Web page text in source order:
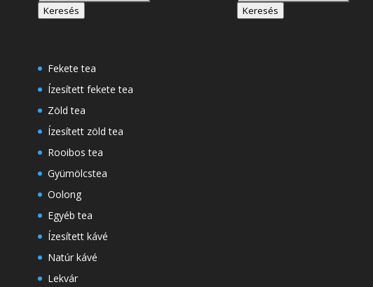
Keresés
Fekete tea
Ízesített fekete tea
Zöld tea
Ízesített zöld tea
Rooibos tea
Gyümölcstea
Oolong
Egyéb tea
Ízesített kávé
Natúr kávé
Lekvár
Keresés